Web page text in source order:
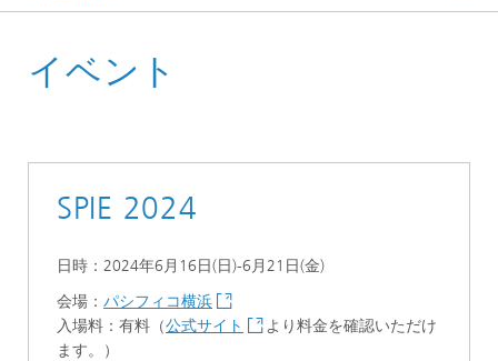
イベント
イベント
SPIE 2024
日時：2024年6月16日(日)-6月21日(金)
会場： パシフィコ横浜
入場料：有料（公式サイト
より料金を確認いただけ
ます。）